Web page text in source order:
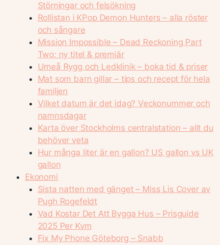
Störningar och felsökning
Rollistan i KPop Demon Hunters – alla röster
och sångare
Mission Impossible – Dead Reckoning Part
Two: ny titel & premiär
Umeå Rygg och Ledklinik – boka tid & priser
Mat som barn gillar – tips och recept för hela
familjen
Vilket datum är det idag? Veckonummer och
namnsdagar
Karta över Stockholms centralstation – allt du
behöver veta
Hur många liter är en gallon? US gallon vs UK
gallon
Ekonomi
Sista natten med gänget – Miss Lis Cover av
Pugh Rogefeldt
Vad Kostar Det Att Bygga Hus – Prisguide
2025 Per Kvm
Fix My Phone Göteborg – Snabb